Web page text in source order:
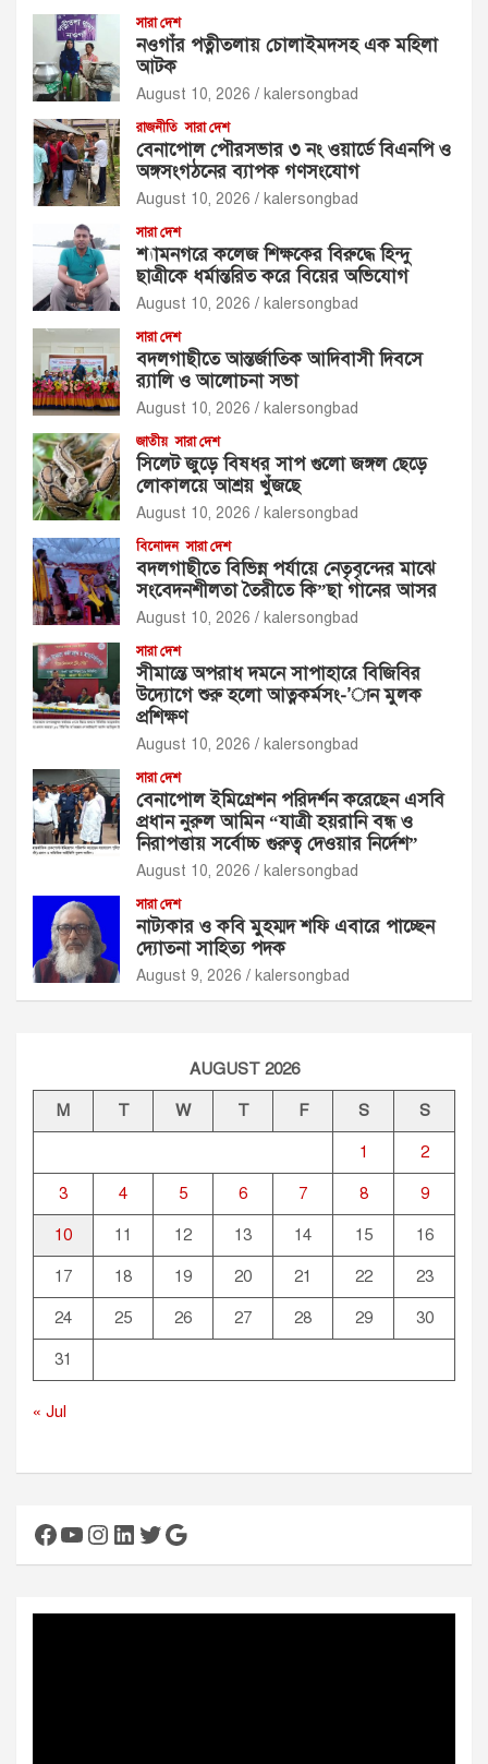
সারা দেশ
নওগাঁর পত্নীতলায় চোলাইমদসহ এক মহিলা
আটক
August 10, 2026 kalersongbad
রাজনীতি সারা দেশ
বেনাপোল পৌরসভার ৩ নং ওয়ার্ডে বিএনপি ও
অঙ্গসংগঠনের ব্যাপক গণসংযোগ
August 10, 2026 kalersongbad
সারা দেশ
শ্যামনগরে কলেজ শিক্ষকের বিরুদ্ধে হিন্দু
ছাত্রীকে ধর্মান্তরিত করে বিয়ের অভিযোগ
August 10, 2026 kalersongbad
সারা দেশ
বদলগাছীতে আন্তর্জাতিক আদিবাসী দিবসে
র‍্যালি ও আলোচনা সভা
August 10, 2026 kalersongbad
জাতীয় সারা দেশ
সিলেট জুড়ে বিষধর সাপ গুলো জঙ্গল ছেড়ে
লোকালয়ে আশ্রয় খুঁজছে
August 10, 2026 kalersongbad
বিনোদন সারা দেশ
বদলগাছীতে বিভিন্ন পর্যায়ে নেতৃবৃন্দের মাঝে
সংবেদনশীলতা তৈরীতে কি”ছা গানের আসর
August 10, 2026 kalersongbad
সারা দেশ
সীমান্তে অপরাধ দমনে সাপাহারে বিজিবির
উদ্যোগে শুরু হলো আত্নকর্মসং-’ান মুলক
প্রশিক্ষণ
August 10, 2026 kalersongbad
সারা দেশ
বেনাপোল ইমিগ্রেশন পরিদর্শন করেছেন এসবি
প্রধান নুরুল আমিন “যাত্রী হয়রানি বন্ধ ও
নিরাপত্তায় সর্বোচ্চ গুরুত্ব দেওয়ার নির্দেশ”
August 10, 2026 kalersongbad
সারা দেশ
নাট্যকার ও কবি মুহম্মদ শফি এবারে পাচ্ছেন
দ্যোতনা সাহিত্য পদক
August 9, 2026 kalersongbad
AUGUST 2026
M T W T F S S
1 2
3 4 5 6 7 8 9
10 11 12 13 14 15 16
17 18 19 20 21 22 23
24 25 26 27 28 29 30
31
« Jul
Facebook
YouTube
Instagram
LinkedIn
Twitter
Google